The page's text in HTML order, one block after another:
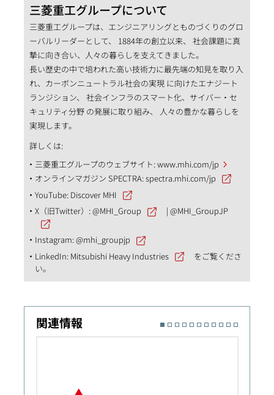
三菱重工グループについて
三菱重工グループは、エンジニアリングとものづくりのグロ
ーバルリーダーとして、 1884年の創立以来、 社会課題に真
摯に向き合い、人々の暮らしを支えてきました。
長い歴史の中で培われた高い技術力に最先端の知見を取り入
れ、カーボンニュートラル社会の実現 に向けたエナジート
ランジション、 社会インフラのスマート化、サイバー・セ
キュリティ分野 の発展に取り組み、 人々の豊かな暮らしを
実現します。
詳しくは:
三菱重工グループのウェブサイト:www.mhi.com/jp
オンラインマガジン SPECTRA:spectra.mhi.com/jp
YouTube: Discover MHI
X（旧Twitter）:@MHI_Group |@MHI_GroupJP
Instagram:@mhi_groupjp
LinkedIn: Mitsubishi Heavy Industries
をご覧くださ
い。
関連情報